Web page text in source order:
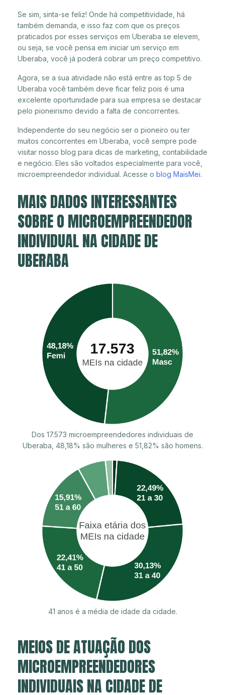
Se sim, sinta-se feliz! Onde há competitividade, há
também demanda, e isso faz com que os preços
praticados por esses serviços em Uberaba se elevem,
ou seja, se você pensa em iniciar um serviço em
Uberaba, você já poderá cobrar um preço competitivo.
Agora, se a sua atividade não está entre as top 5 de
Uberaba você também deve ficar feliz pois é uma
excelente oportunidade para sua empresa se destacar
pelo pioneirismo devido a falta de concorrentes.
Independente do seu negócio ser o pioneiro ou ter
muitos concorrentes em Uberaba, você sempre pode
visitar nosso blog para dicas de marketing, contabilidade
e negócio. Eles são voltados especialmente para você,
microempreendedor individual. Acesse o blog MaisMei.
MAIS DADOS INTERESSANTES
SOBRE O MICROEMPREENDEDOR
INDIVIDUAL NA CIDADE DE
UBERABA
Dos 17.573 microempreendedores individuais de
Uberaba, 48,18% são mulheres e 51,82% são homens.
41 anos é a média de idade da cidade.
MEIOS DE ATUAÇÃO DOS
MICROEMPREENDEDORES
INDIVIDUAIS NA CIDADE DE